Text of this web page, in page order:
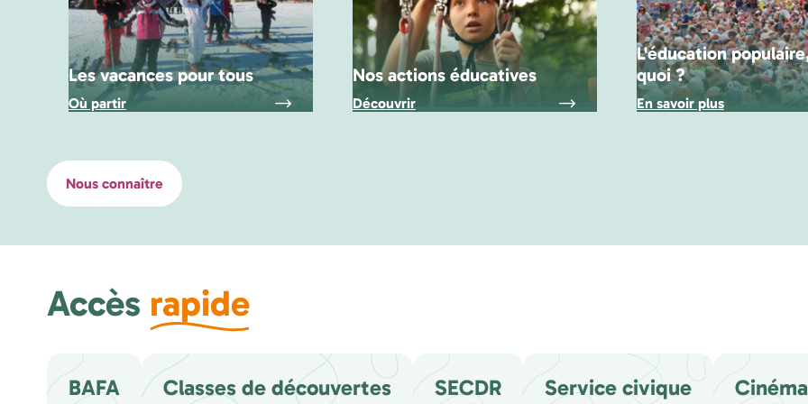
Les vacances pour tous
Où partir
Nos actions éducatives
Découvrir
L'éducation
quoi ?
En savoir plus
Nous connaître
Accès rapide
BAFA Classes de découvertes SECDR Service civique Cinéma